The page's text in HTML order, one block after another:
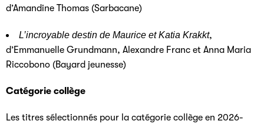
d’Amandine Thomas (Sarbacane)
L’incroyable destin de Maurice et Katia Krakkt,
d’Emmanuelle Grundmann, Alexandre Franc et Anna Maria
Riccobono (Bayard jeunesse)
Catégorie collège
Les titres sélectionnés pour la catégorie collège en 2026-